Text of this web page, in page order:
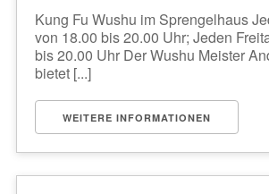
Kung Fu Wushu im Sprengelhaus
von 18.00 bis 20.00 Uhr; Jeden
bis 20.00 Uhr Der Wushu Meister
bietet [...]
WEITERE INFORMATIONEN